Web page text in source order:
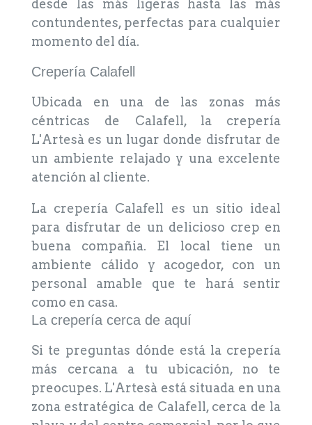
desde las más ligeras hasta las más
contundentes, perfectas para cualquier
momento del día.
Crepería Calafell
Ubicada en una de las zonas más
céntricas de Calafell, la crepería
L'Artesà es un lugar donde disfrutar de
un ambiente relajado y una excelente
atención al cliente.
La crepería Calafell es un sitio ideal
para disfrutar de un delicioso crep en
buena compañia. El local tiene un
ambiente cálido y acogedor, con un
personal amable que te hará sentir
como en casa.
La crepería cerca de aquí
Si te preguntas dónde está la crepería
más cercana a tu ubicación, no te
preocupes. L'Artesà está situada en una
zona estratégica de Calafell, cerca de la